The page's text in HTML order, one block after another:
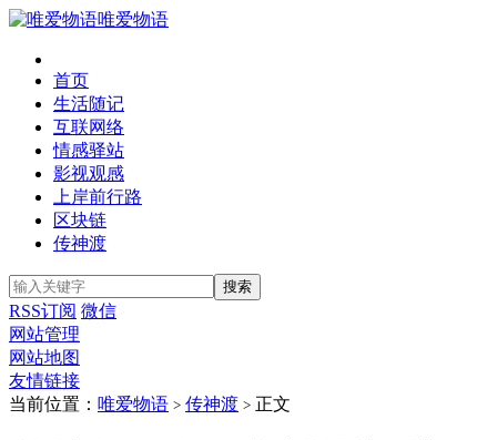
唯爱物语
首页
生活随记
互联网络
情感驿站
影视观感
上岸前行路
区块链
传神渡
RSS订阅 微信
网站管理
网站地图
友情链接
当前位置： 唯爱物语 > 传神渡 > 正文